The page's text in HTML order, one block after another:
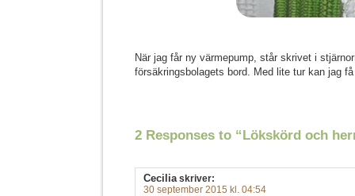
När jag får ny värmepump, står skrivet i
försäkringsbolagets bord. Med lite tur kan jag
2 Responses to “Lökskörd och
Cecilia skriver:
30 september 2015 kl. 04:54